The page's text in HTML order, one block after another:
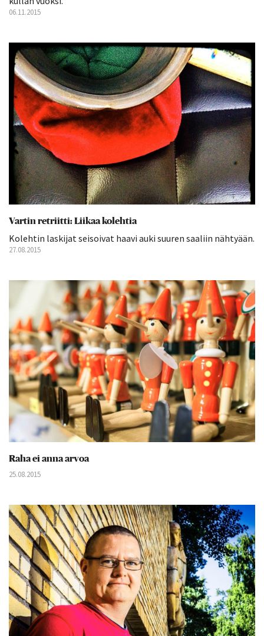
06.11.2015
Vartin retriitti: Liikaa kolehtia
Kolehtin laskijat seisoivat haavi auki suuren saaliin nähtyään.
27.08.2015
Raha ei anna arvoa
25.08.2015